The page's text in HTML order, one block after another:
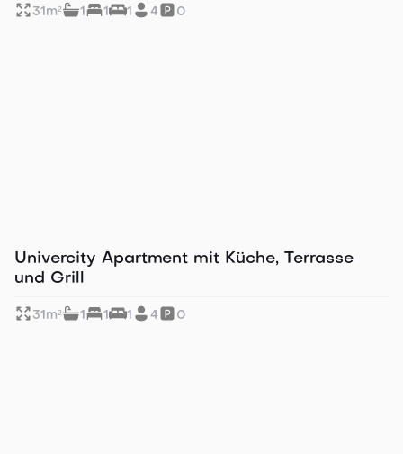
31 m² 1 1 1 4 0
Ideal für Business & Citytrip
Univercity Apartment mit Küche, Terrasse
und Grill
31 m² 1 1 1 4 0